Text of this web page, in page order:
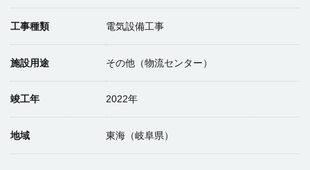
工事種類 電気設備工事
施設用途 その他（物流センター）
竣工年 2022年
地域 東海（岐阜県）